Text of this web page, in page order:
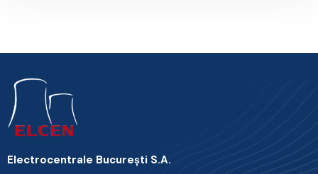
Electrocentrale Bucureşti S.A.